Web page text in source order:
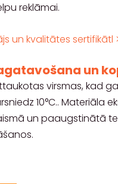
reklāmai.
un kvalitātes sertifikātl
un
virsmas, kad
10°C.. Materiāla
un paaugstinātā